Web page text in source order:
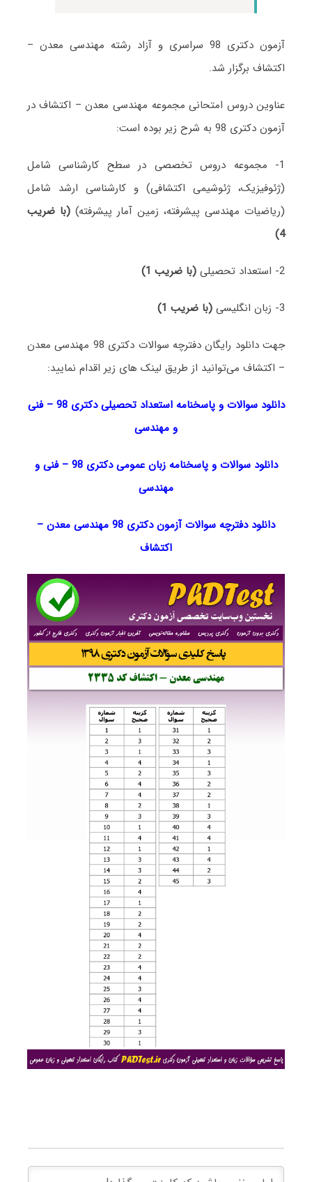
آزمون دکتری 98 سراسری و آزاد رشته مهندسی معدن –
اکتشاف برگزار شد.
عناوین دروس امتحانی مجموعه مهندسی معدن – اکتشاف در
آزمون دکتری 98 به شرح زیر بوده است:
1- مجموعه دروس تخصصی در سطح کارشناسی شامل
(ژئوفیزیک، ژئوشیمی اکتشافی) و کارشناسی ارشد شامل
(ریاضیات مهندسی پیشرفته، زمین آمار پیشرفته) (با ضریب
4)
2- استعداد تحصیلی (با ضریب 1)
3- زبان انگلیسی (با ضریب 1)
جهت دانلود رایگان دفترچه سوالات دکتری 98 مهندسی معدن
– اکتشاف می‌توانید از طریق لینک های زیر اقدام نمایید:
دانلود سوالات و پاسخنامه استعداد تحصیلی دکتری 98 – فنی
و مهندسی
دانلود سوالات و پاسخنامه زبان عمومی دکتری 98 – فنی و
مهندسی
دانلود دفترچه سوالات آزمون دکتری 98 مهندسی معدن –
اکتشاف